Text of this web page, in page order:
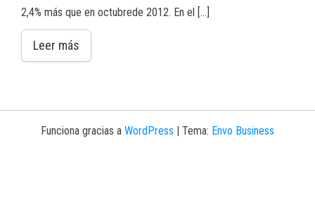
2,4% más que en octubrede 2012. En el […]
Leer más
Funciona gracias a WordPress | Tema: Envo Business